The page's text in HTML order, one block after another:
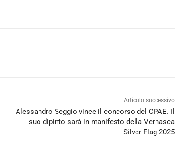
Articolo successivo
Alessandro Seggio vince il concorso del CPAE. Il
suo dipinto sarà in manifesto della Vernasca
Silver Flag 2025